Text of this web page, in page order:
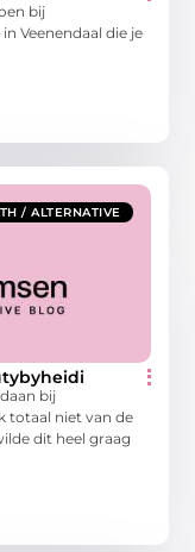
bij
Veenendaal die je
/ ALTERNATIVE
bij
totaal niet van de
dit heel graag